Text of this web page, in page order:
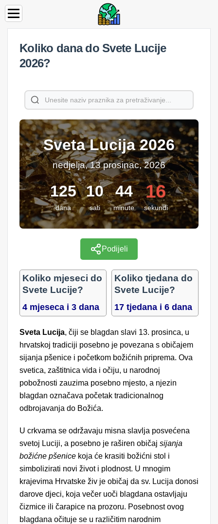
Koliko dana do Svete Lucije
2026?
Sveta Lucija 2026
nedjelja, 13 prosinac, 2026
125
dana
10
sati
44
minute
16
sekundi
Podijeli
Koliko mjeseci do
Svete Lucije?
4 mjeseca i 3 dana
Koliko tjedana do
Svete Lucije?
17 tjedana i 6 dana
Sveta Lucija, čiji se blagdan slavi 13. prosinca, u
hrvatskoj tradiciji posebno je povezana s običajem
sijanja pšenice i početkom božićnih priprema. Ova
svetica, zaštitnica vida i očiju, u narodnoj
pobožnosti zauzima posebno mjesto, a njezin
blagdan označava početak tradicionalnog
odbrojavanja do Božića.
U crkvama se održavaju misna slavlja posvećena
svetoj Luciji, a posebno je raširen običaj sijanja
božićne pšenice koja će krasiti božićni stol i
simbolizirati novi život i plodnost. U mnogim
krajevima Hrvatske živ je običaj da sv. Lucija donosi
darove djeci, koja večer uoči blagdana ostavljaju
čizmice ili čarapice na prozoru. Posebnost ovog
blagdana očituje se u različitim narodnim